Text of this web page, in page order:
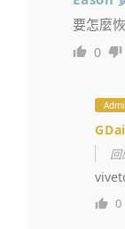
要怎麼
0
0